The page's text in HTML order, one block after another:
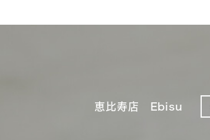
恵比寿店 Ebisu